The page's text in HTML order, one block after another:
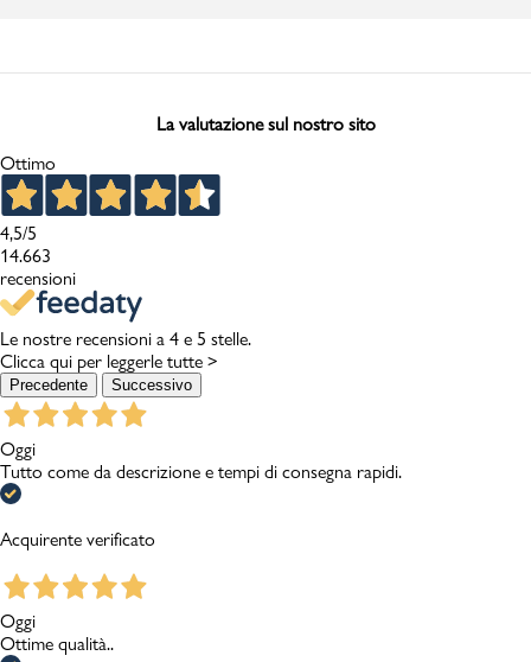
La valutazione sul nostro sito
Ottimo
4,5/5
14.663
recensioni
Le nostre recensioni a 4 e 5 stelle.
Clicca qui per leggerle tutte >
Precedente Successivo
Oggi
Tutto come da descrizione e tempi di consegna rapidi.
Acquirente verificato
Oggi
Ottime qualità..